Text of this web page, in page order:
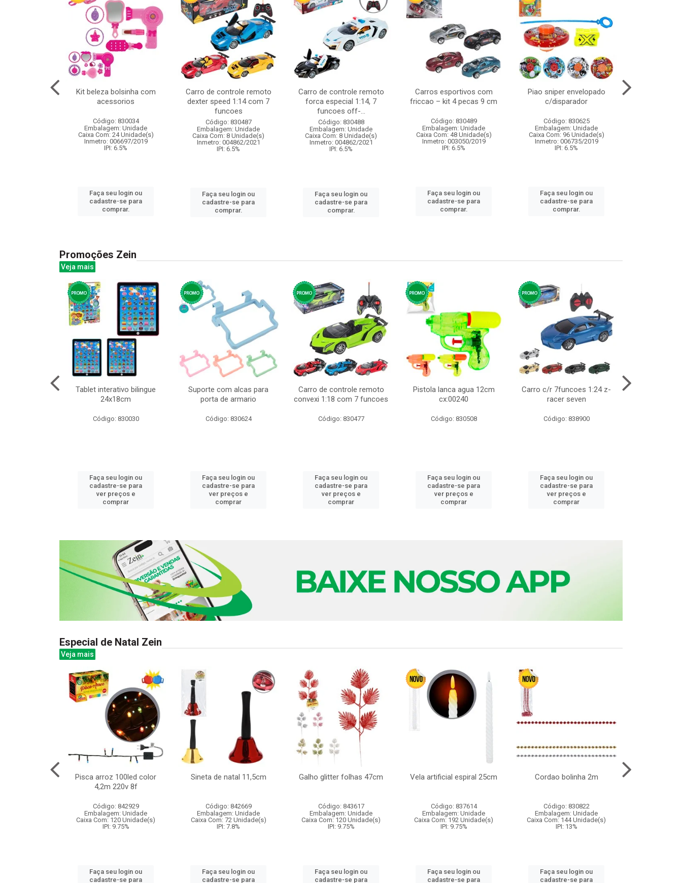
Kit beleza bolsinha com
acessorios
Código: 830034
Embalagem: Unidade
Caixa Com: 24 Unidade(s)
Inmetro: 006697/2019
IPI: 6.5%
Faça seu login ou
cadastre-se para
comprar.
Carro de controle remoto
dexter speed 1:14 com 7
funcoes
Código: 830487
Embalagem: Unidade
Caixa Com: 8 Unidade(s)
Inmetro: 004862/2021
IPI: 6.5%
Faça seu login ou
cadastre-se para
comprar.
Carro de controle remoto
forca especial 1:14, 7
funcoes off-...
Código: 830488
Embalagem: Unidade
Caixa Com: 8 Unidade(s)
Inmetro: 004862/2021
IPI: 6.5%
Faça seu login ou
cadastre-se para
comprar.
Carros esportivos com
friccao – kit 4 pecas 9 cm
Código: 830489
Embalagem: Unidade
Caixa Com: 48 Unidade(s)
Inmetro: 003050/2019
IPI: 6.5%
Faça seu login ou
cadastre-se para
comprar.
Piao sniper envelopado
c/disparador
Código: 830625
Embalagem: Unidade
Caixa Com: 96 Unidade(s)
Inmetro: 006735/2019
IPI: 6.5%
Faça seu login ou
cadastre-se para
comprar.
Promoções Zein
Veja mais
Tablet interativo bilingue
24x18cm
Código: 830030
Faça seu login ou
cadastre-se para
ver preços e
comprar
Suporte com alcas para
porta de armario
Código: 830624
Faça seu login ou
cadastre-se para
ver preços e
comprar
Carro de controle remoto
convexi 1:18 com 7 funcoes
Código: 830477
Faça seu login ou
cadastre-se para
ver preços e
comprar
Pistola lanca agua 12cm
cx:00240
Código: 830508
Faça seu login ou
cadastre-se para
ver preços e
comprar
Carro c/r 7funcoes 1:24 z-
racer seven
Código: 838900
Faça seu login ou
cadastre-se para
ver preços e
comprar
Especial de Natal Zein
Veja mais
Pisca arroz 100led color
4,2m 220v 8f
Código: 842929
Embalagem: Unidade
Caixa Com: 120 Unidade(s)
IPI: 9.75%
Faça seu login ou
cadastre-se para
Sineta de natal 11,5cm
Código: 842669
Embalagem: Unidade
Caixa Com: 72 Unidade(s)
IPI: 7.8%
Faça seu login ou
cadastre-se para
Galho glitter folhas 47cm
Código: 843617
Embalagem: Unidade
Caixa Com: 120 Unidade(s)
IPI: 9.75%
Faça seu login ou
cadastre-se para
Vela artificial espiral 25cm
Código: 837614
Embalagem: Unidade
Caixa Com: 192 Unidade(s)
IPI: 9.75%
Faça seu login ou
cadastre-se para
Cordao bolinha 2m
Código: 830822
Embalagem: Unidade
Caixa Com: 144 Unidade(s)
IPI: 13%
Faça seu login ou
cadastre-se para